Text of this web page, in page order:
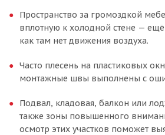
Пространство за громоздкой
вплотную к холодной стене —
как там нет движения воздуха.
Часто плесень на пластиковых
монтажные швы выполнены с
Подвал, кладовая, балкон или
также зоны повышенного
осмотр этих участков поможет